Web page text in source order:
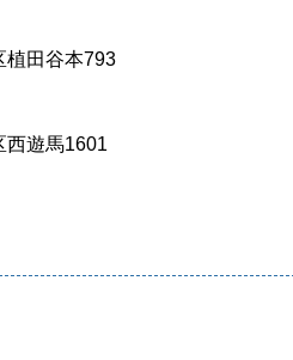
田谷本793
遊馬1601